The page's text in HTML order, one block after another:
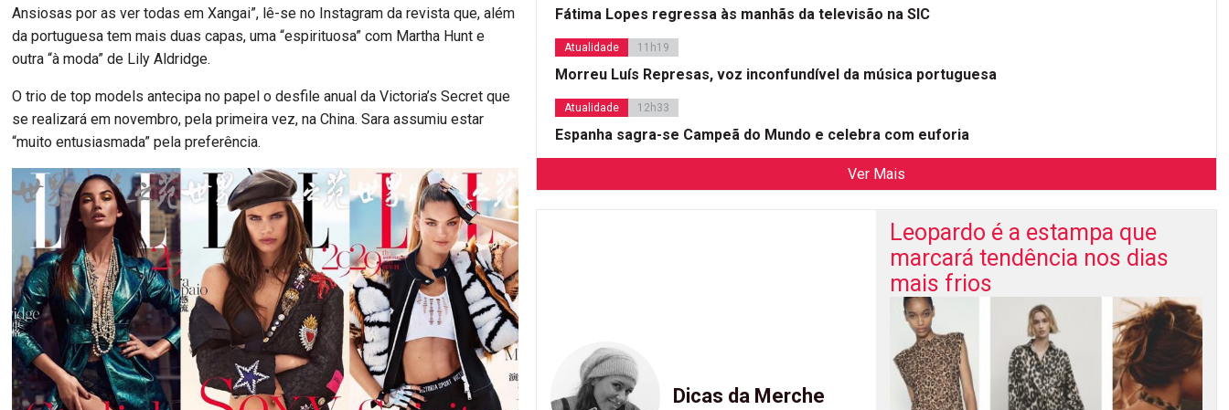
Ansiosas por as ver todas em Xangai”, lê-se no Instagram da revista que, além
da portuguesa tem mais duas capas, uma “espirituosa” com Martha Hunt e
outra “à moda” de Lily Aldridge.
O trio de top models antecipa no papel o desfile anual da Victoria’s Secret que
se realizará em novembro, pela primeira vez, na China. Sara assumiu estar
“muito entusiasmada” pela preferência.
Fátima Lopes regressa às manhãs da televisão na SIC
Atualidade 11h19
Morreu Luís Represas, voz inconfundível da música portuguesa
Atualidade 12h33
Espanha sagra-se Campeã do Mundo e celebra com euforia
Ver Mais
Dicas da Merche
Leopardo é a estampa que
marcará tendência nos dias
mais frios